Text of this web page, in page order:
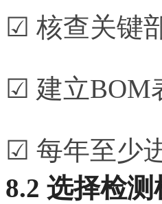
☑ 核查关键
☑ 建立BOM
☑ 每年至少
8.2 选择检